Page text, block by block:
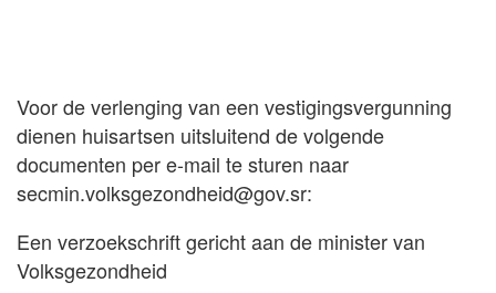
Voor de verlenging van een vestigingsvergunning
dienen huisartsen uitsluitend de volgende
documenten per e-mail te sturen naar
secmin.volksgezondheid@gov.sr:
Een verzoekschrift gericht aan de minister van
Volksgezondheid